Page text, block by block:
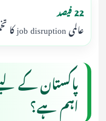
22 فیصد
عالمی job disruption کا تخمینہ، 2030 تک
پاکستان کے
اہم ہے؟